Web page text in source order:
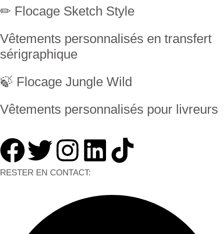
✏ Flocage Sketch Style
Vêtements personnalisés en transfert
sérigraphique
🍃 Flocage Jungle Wild
Vêtements personnalisés pour livreurs
RESTER EN CONTACT: